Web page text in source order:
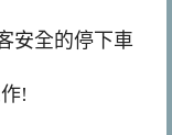
安全的停下車
!